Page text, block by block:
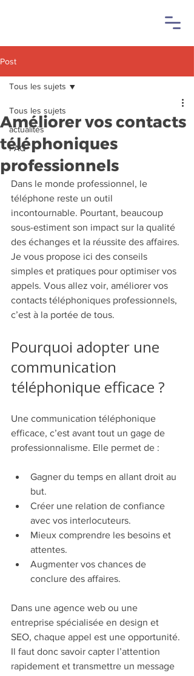
Post
Tous les sujets
actualités
FAQ
Tous les sujets
Améliorer vos contacts
téléphoniques
professionnels
Dans le monde professionnel, le
téléphone reste un outil
incontournable. Pourtant, beaucoup
sous-estiment son impact sur la qualité
des échanges et la réussite des affaires.
Je vous propose ici des conseils
simples et pratiques pour optimiser vos
appels. Vous allez voir, améliorer vos
contacts téléphoniques professionnels,
c’est à la portée de tous.
Pourquoi adopter une
communication
téléphonique efficace ?
Une communication téléphonique
efficace, c’est avant tout un gage de
professionnalisme. Elle permet de :
Gagner du temps en allant droit au
but.
Créer une relation de confiance
avec vos interlocuteurs.
Mieux comprendre les besoins et
attentes.
Augmenter vos chances de
conclure des affaires.
Dans une agence web ou une
entreprise spécialisée en design et
SEO, chaque appel est une opportunité.
Il faut donc savoir capter l’attention
rapidement et transmettre un message